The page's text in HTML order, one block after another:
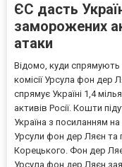
ЄС дасть
заморожених
атаки
Відомо, куди
комісії Урсула фон дер
спрямує Україні 1,4
активів Росії. Кошти
Україна з посиланням на
Урсули фон дер Ляєн та
Корецького. Фон дер
Урсула фон дер Ляєн